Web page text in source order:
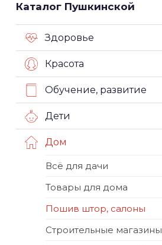
Каталог Пушкинской
Здоровье
Красота
Обучение, развитие
Дети
Дом
Всё для дачи
Товары для дома
Пошив штор, салоны
Строительные магазины